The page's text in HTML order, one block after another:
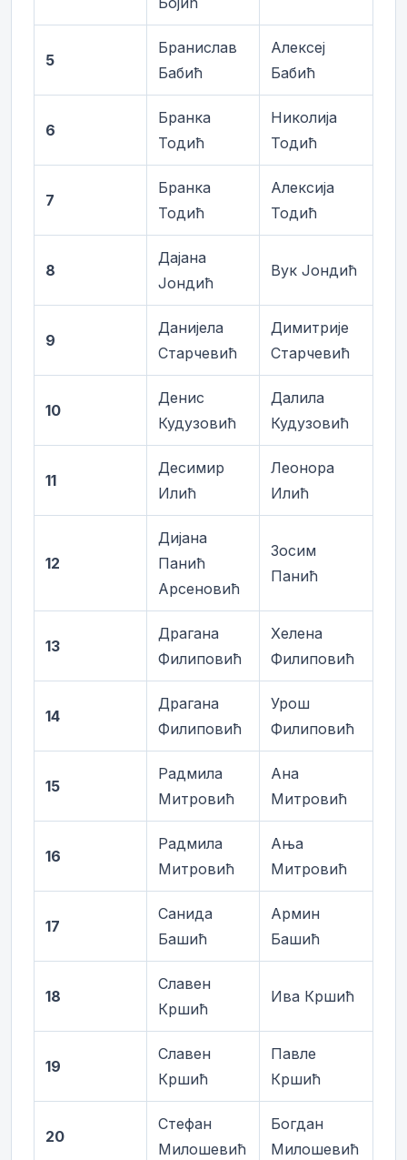
5
Бранислав
Бабић
Алексеј
Бабић
6
Бранка
Тодић
Николија
Тодић
7
Бранка
Тодић
Алексија
Тодић
8
Дајана
Јондић
Вук Јондић
9
Данијела
Старчевић
Димитрије
Старчевић
10
Денис
Кудузовић
Далила
Кудузовић
11
Десимир
Илић
Леонора
Илић
12
Дијана
Панић
Арсеновић
Зосим
Панић
13
Драгана
Филиповић
Хелена
Филиповић
14
Драгана
Филиповић
Урош
Филиповић
15
Радмила
Митровић
Ана
Митровић
16
Радмила
Митровић
Ања
Митровић
17
Санида
Башић
Армин
Башић
18
Славен
Кршић
Ива Кршић
19
Славен
Кршић
Павле
Кршић
20
Стефан
Милошевић
Богдан
Милошевић